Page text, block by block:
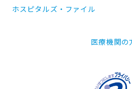
ホスピタルズ・ファイル
医療機関の